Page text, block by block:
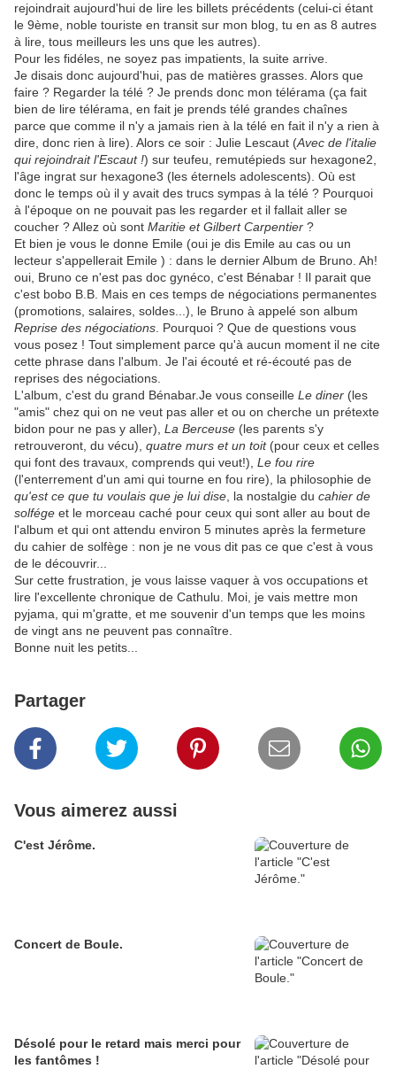
rejoindrait aujourd'hui de lire les billets précédents (celui-ci étant
le 9ème, noble touriste en transit sur mon blog, tu en as 8 autres
à lire, tous meilleurs les uns que les autres).
Pour les fidéles, ne soyez pas impatients, la suite arrive.
Je disais donc aujourd'hui, pas de matières grasses. Alors que
faire ? Regarder la télé ? Je prends donc mon télérama (ça fait
bien de lire télérama, en fait je prends télé grandes chaînes
parce que comme il n'y a jamais rien à la télé en fait il n'y a rien à
dire, donc rien à lire). Alors ce soir : Julie Lescaut (Avec de l'italie
qui rejoindrait l'Escaut !) sur teufeu, remutépieds sur hexagone2,
l'âge ingrat sur hexagone3 (les éternels adolescents). Où est
donc le temps où il y avait des trucs sympas à la télé ? Pourquoi
à l'époque on ne pouvait pas les regarder et il fallait aller se
coucher ? Allez où sont Maritie et Gilbert Carpentier ?
Et bien je vous le donne Emile (oui je dis Emile au cas ou un
lecteur s'appellerait Emile ) : dans le dernier Album de Bruno. Ah!
oui, Bruno ce n'est pas doc gynéco, c'est Bénabar ! Il parait que
c'est bobo B.B. Mais en ces temps de négociations permanentes
(promotions, salaires, soldes...), le Bruno à appelé son album
Reprise des négociations . Pourquoi ? Que de questions vous
vous posez ! Tout simplement parce qu'à aucun moment il ne cite
cette phrase dans l'album. Je l'ai écouté et ré-écouté pas de
reprises des négociations.
L'album, c'est du grand Bénabar.Je vous conseille Le diner (les
"amis" chez qui on ne veut pas aller et ou on cherche un prétexte
bidon pour ne pas y aller), La Berceuse (les parents s'y
retrouveront, du vécu), quatre murs et un toit(pour ceux et celles
qui font des travaux, comprends qui veut!), Le fou rire
(l'enterrement d'un ami qui tourne en fou rire), la philosophie de
qu'est ce que tu voulais que je lui dise , la nostalgie du cahier de
solfége et le morceau caché pour ceux qui sont aller au bout de
l'album et qui ont attendu environ 5 minutes après la fermeture
du cahier de solfège : non je ne vous dit pas ce que c'est à vous
de le découvrir...
Sur cette frustration, je vous laisse vaquer à vos occupations et
lire l'excellente chronique de Cathulu. Moi, je vais mettre mon
pyjama, qui m'gratte, et me souvenir d'un temps que les moins
de vingt ans ne peuvent pas connaître.
Bonne nuit les petits...
Partager
Vous aimerez aussi
C'est Jérôme.
Concert de Boule.
Désolé pour le retard mais merci pour
les fantômes !